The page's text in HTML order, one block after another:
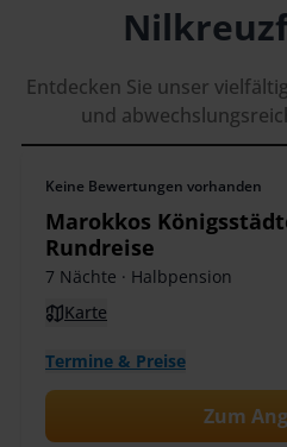
Entdecken Sie unser
und
Keine Bewertungen vorhanden
Marokkos
Rundreise
7 Nächte · Halbpension
Karte
Termine & Preise
Zum